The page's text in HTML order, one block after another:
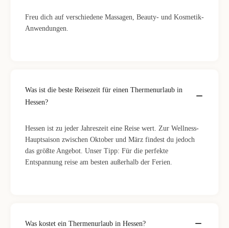
Freu dich auf verschiedene Massagen, Beauty- und Kosmetik-
Anwendungen.
Was ist die beste Reisezeit für einen Thermenurlaub in
Hessen?
Hessen ist zu jeder Jahreszeit eine Reise wert. Zur Wellness-
Hauptsaison zwischen Oktober und März findest du jedoch
das größte Angebot. Unser Tipp: Für die perfekte
Entspannung reise am besten außerhalb der Ferien.
Was kostet ein Thermenurlaub in Hessen?